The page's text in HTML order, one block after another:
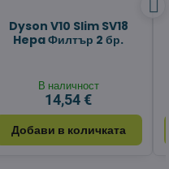
Dyson V10 Slim SV18
Hepa Филтър 2 бр.
В наличност
14,54 €
Добави в количката